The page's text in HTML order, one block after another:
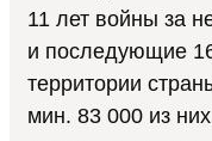
11 лет войны за
и последующие
территории
мин. 83 000 из